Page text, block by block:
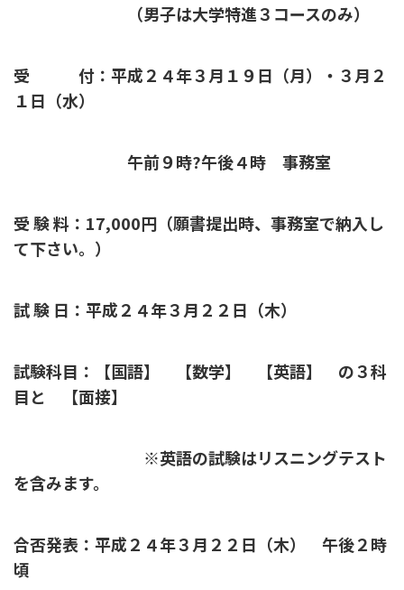
（男子は大学特進３コースのみ）
受 付：平成２４年３月１９日（月）・３月２
１日（水）
午前９時?午後４時 事務室
受 験 料：17,000円（願書提出時、事務室で納入し
て下さい。）
試 験 日：平成２４年３月２２日（木）
試験科目：【国語】 【数学】 【英語】 の３科
目と 【面接】
※英語の試験はリスニングテスト
を含みます。
合否発表：平成２４年３月２２日（木） 午後２時
頃